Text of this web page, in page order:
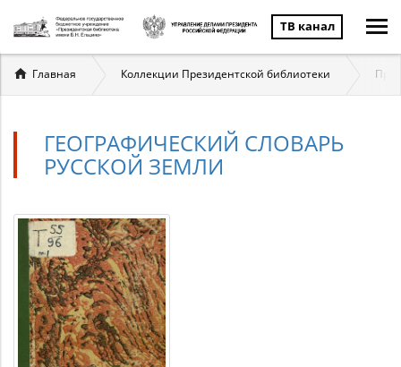
ТВ канал
Вы
здесь
Главная Коллекции Президентской библиотеки
ГЕОГРАФИЧЕСКИЙ СЛОВАРЬ
РУССКОЙ ЗЕМЛИ